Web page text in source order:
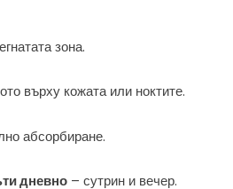
зона.
върху кожата или ноктите.
абсорбиране.
дневно – сутрин и вечер.